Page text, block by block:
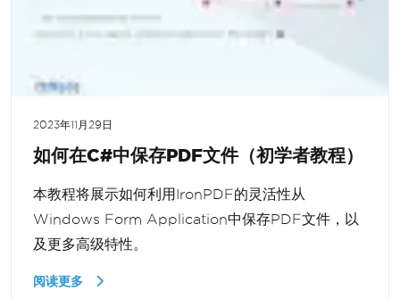
2023年11月29日
如何在C#中保存PDF文件（初学者教程）
本教程将展示如何利用IronPDF的灵活性从
Windows Form Application中保存PDF文件，以
及更多高级特性。
阅读更多